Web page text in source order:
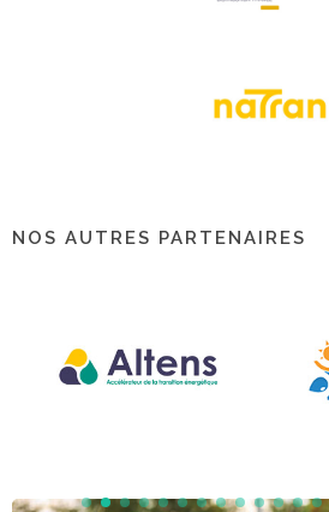
NOS AUTRES PARTENAIRES